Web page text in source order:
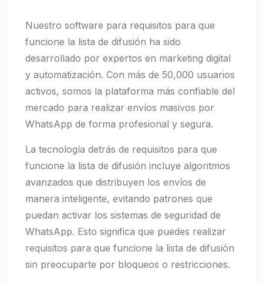
Nuestro software para requisitos para que
funcione la lista de difusión ha sido
desarrollado por expertos en marketing digital
y automatización. Con más de 50,000 usuarios
activos, somos la plataforma más confiable del
mercado para realizar envíos masivos por
WhatsApp de forma profesional y segura.
La tecnología detrás de requisitos para que
funcione la lista de difusión incluye algoritmos
avanzados que distribuyen los envíos de
manera inteligente, evitando patrones que
puedan activar los sistemas de seguridad de
WhatsApp. Esto significa que puedes realizar
requisitos para que funcione la lista de difusión
sin preocuparte por bloqueos o restricciones.